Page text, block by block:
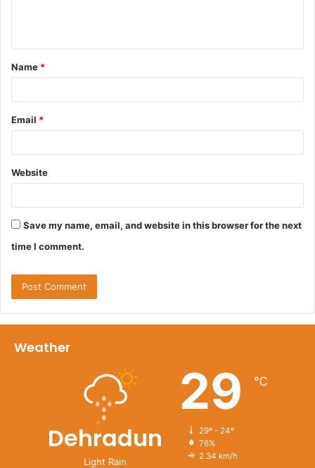
t
*
Name *
Email *
Website
Save my name, email, and website in this browser for the next
time I comment.
Weather
Dehradun
Light Rain
29 ℃
29º - 24º
76%
2.34 km/h